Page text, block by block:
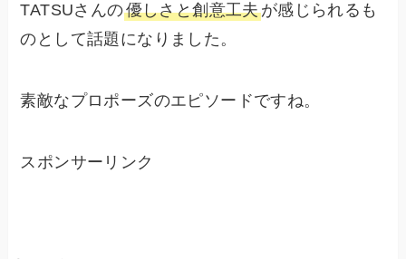
TATSUさんの優しさと創意工夫が感じられるも
のとして話題になりました。
素敵なプロポーズのエピソードですね。
スポンサーリンク